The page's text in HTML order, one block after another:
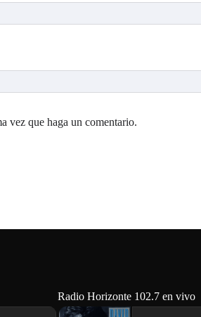
vez que haga un comentario.
Radio Horizonte 102.7 en vivo